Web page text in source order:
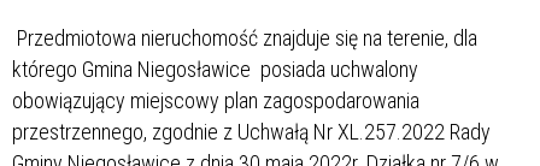
Przedmiotowa nieruchomość znajduje się na terenie, dla
którego Gmina Niegosławice posiada uchwalony
obowiązujący miejscowy plan zagospodarowania
przestrzennego, zgodnie z Uchwałą Nr XL.257.2022 Rady